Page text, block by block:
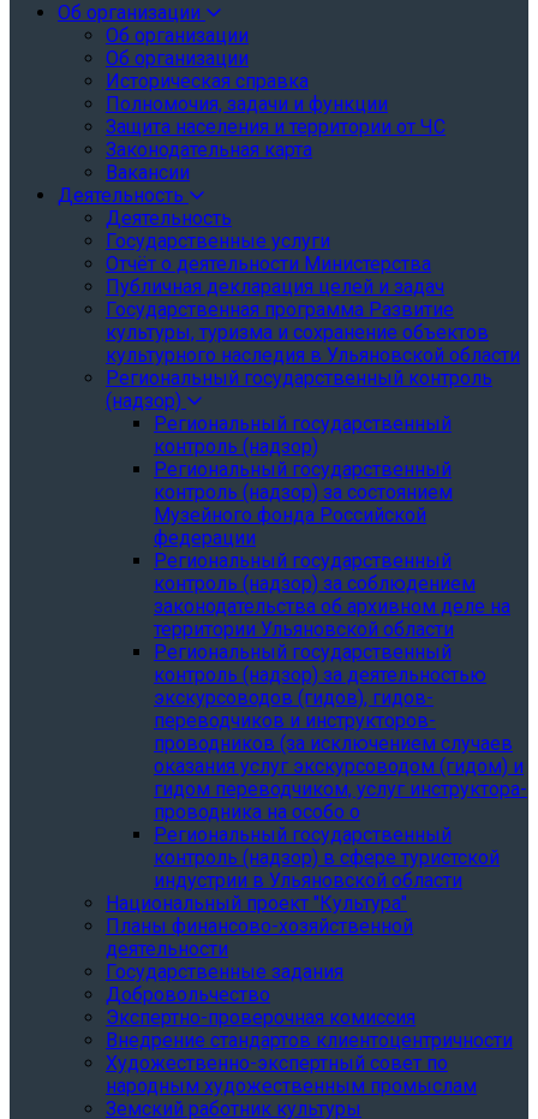
Об организации
Об организации
Об организации
Историческая справка
Полномочия, задачи и функции
Защита населения и территории от ЧС
Законодательная карта
Вакансии
Деятельность
Деятельность
Государственные услуги
Отчёт о деятельности Министерства
Публичная декларация целей и задач
Государственная программа Развитие
культуры, туризма и сохранение объектов
культурного наследия в Ульяновской области
Региональный государственный контроль
(надзор)
Региональный государственный
контроль (надзор)
Региональный государственный
контроль (надзор) за состоянием
Музейного фонда Российской
федерации
Региональный государственный
контроль (надзор) за соблюдением
законодательства об архивном деле на
территории Ульяновской области
Региональный государственный
контроль (надзор) за деятельностью
экскурсоводов (гидов), гидов-
переводчиков и инструкторов-
проводников (за исключением случаев
оказания услуг экскурсоводом (гидом) и
гидом переводчиком, услуг инструктора-
проводника на особо о
Региональный государственный
контроль (надзор) в сфере туристской
индустрии в Ульяновской области
Национальный проект "Культура"
Планы финансово-хозяйственной
деятельности
Государственные задания
Добровольчество
Экспертно-проверочная комиссия
Внедрение стандартов клиентоцентричности
Художественно-экспертный совет по
народным художественным промыслам
Земский работник культуры